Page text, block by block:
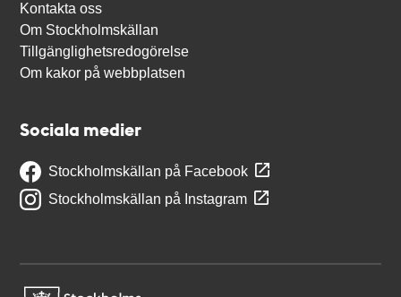
Kontakta oss
Om Stockholmskällan
Tillgänglighetsredogörelse
Om kakor på webbplatsen
Sociala medier
Stockholmskällan på Facebook
Stockholmskällan på Instagram